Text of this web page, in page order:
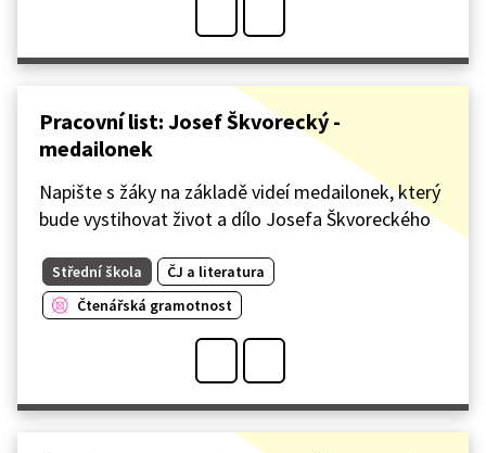
Pracovní list: Josef Škvorecký -
medailonek
Napište s žáky na základě videí medailonek, který
bude vystihovat život a dílo Josefa Škvoreckého
Střední škola
ČJ a literatura
Čtenářská gramotnost